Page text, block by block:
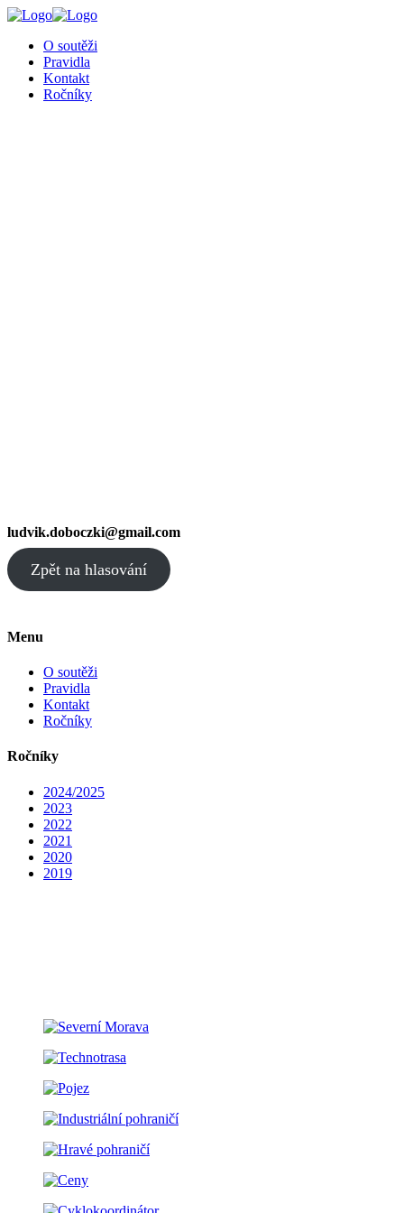
O soutěži
Pravidla
Kontakt
Ročníky
ludvik.doboczki@gmail.com
Zpět na hlasování
Menu
O soutěži
Pravidla
Kontakt
Ročníky
Ročníky
2024/2025
2023
2022
2021
2020
2019